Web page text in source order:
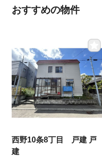
おすすめの物件
西野10条8丁目 戸建 戸
建